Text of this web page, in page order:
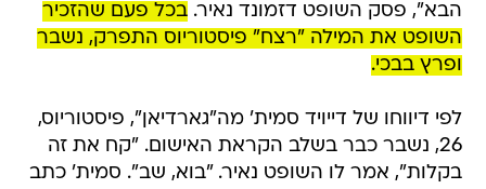
הבא", פסק השופט דזמונד נאיר.בכל פעם שהזכיר
השופט את המילה "רצח" פיסטוריוס התפרק, נשבר
ופרץ בבכי.
לפי דיווחו של דייויד סמית' מה"גארדיאן", פיסטוריוס,
26, נשבר כבר בשלב הקראת האישום. "קח את זה
בקלות", אמר לו השופט נאיר. "בוא, שב". סמית' כתב